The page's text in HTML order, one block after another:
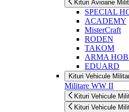
Kituri Avioane
SPECIAL
ACADEMY
MisterCraft
RODEN
TAKOM
ARMA
EDUARD
Kituri Vehicule
Militare WW II
Kituri Vehicule
Kituri Vehicule